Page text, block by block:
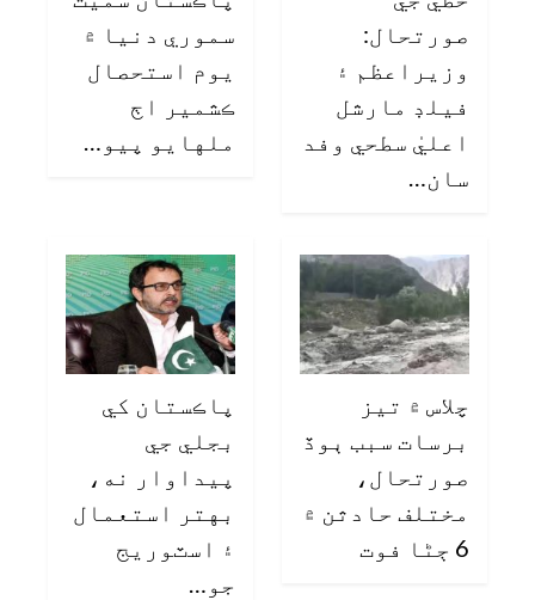
صورتحال:
وزيراعظم ۽
فيلڊ مارشل
اعليٰ سطحي وفد
سان…
سموري دنيا ۾
يوم استحصال
ڪشمير اڄ
ملهايو پيو…
چلاس ۾ تيز
برسات سبب ٻوڏ
صورتحال،
مختلف حادثن ۾
6 ڄڻا فوت
پاڪستان کي
بجلي جي
پيداوار نه،
بهتر استعمال
۽ اسٽوريج
جو…